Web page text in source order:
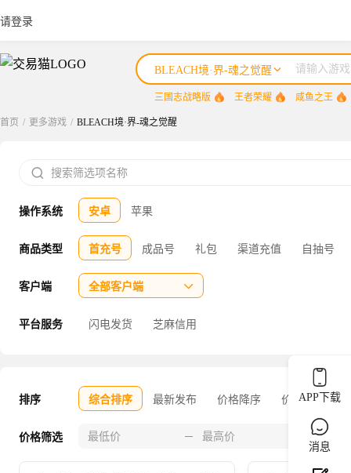
APP下载
消息
请登录
BLEACH境·界-魂之觉醒
三国志战略版 王者荣耀 咸鱼之王
咸鱼之王
三国杀
三角洲行动
首页 / 更多游戏 / BLEACH境·界-魂之觉醒

操作系统 安卓 苹果
商品类型 首充号 成品号 礼包 渠道充值 自抽号
客户端 全部客户端 
平台服务 闪电发货 芝麻信用
排序 综合排序 最新发布 价格降序 价格升序
价格筛选 0-30